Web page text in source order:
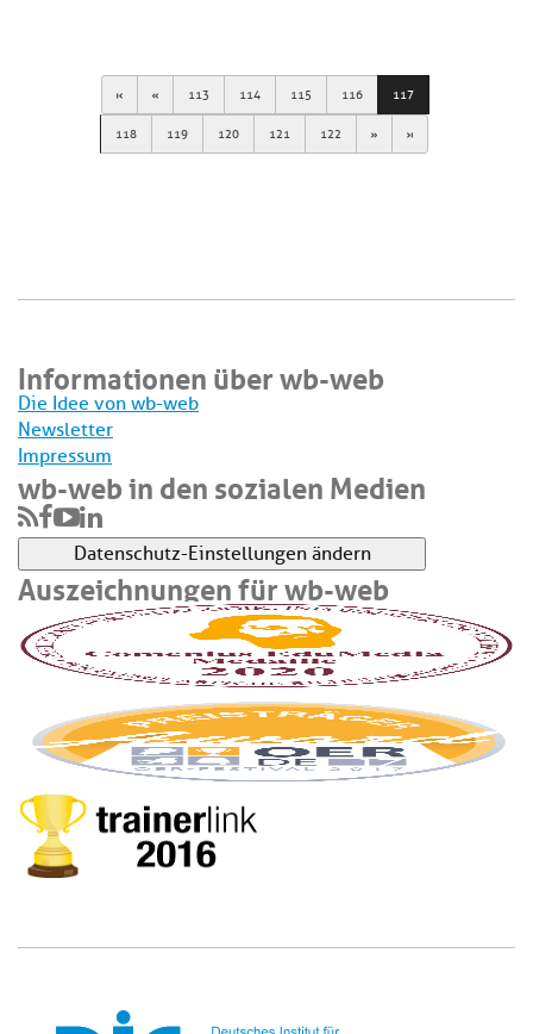
First Previous
113 114 115 116 117
118 119 120 121 122 Next Last
Informationen über wb-web
Die Idee von wb-web
Newsletter
Impressum
wb-web in den sozialen Medien
Datenschutz-Einstellungen ändern
Auszeichnungen für wb-web